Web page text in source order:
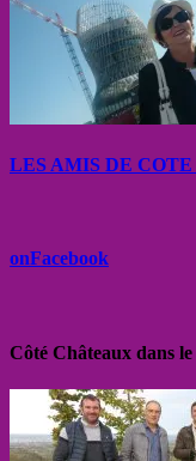
LES AMIS DE
onFacebook
Côté Châteaux dans